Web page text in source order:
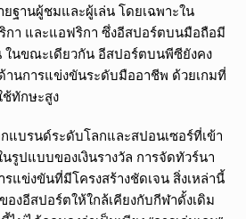
ฐานผู้ชมและผู้เล่น โดยเฉพาะใน
กา และแอฟริกา ซึ่งอีสปอร์ตบนมือถือมี
ในขณะเดียวกัน อีสปอร์ตบนพีซียังคง
านการแข่งขันระดับมืออาชีพ ด้วยเกมที่
ทักษะสูง
แบรนด์ระดับโลกและสปอนเซอร์ที่เข้า
รูปแบบของเงินรางวัล การจัดทัวร์นา
รแข่งขันที่มีโครงสร้างชัดเจน สิ่งเหล่านี้
งอีสปอร์ตให้ใกล้เคียงกับกีฬาดั้งเดิม